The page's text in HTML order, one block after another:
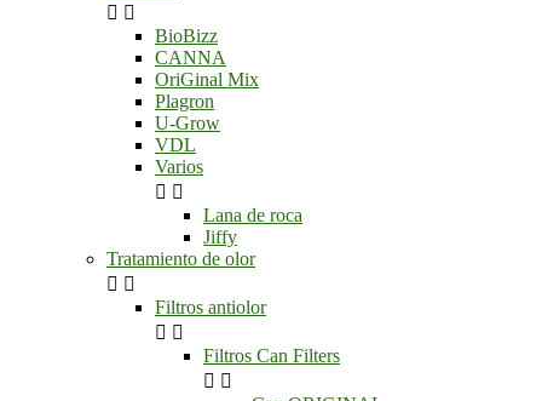
 
BioBizz
CANNA
OriGinal Mix
Plagron
U-Grow
VDL
Varios
 
Lana de roca
Jiffy
Tratamiento de olor
 
Filtros antiolor
 
Filtros Can Filters
 